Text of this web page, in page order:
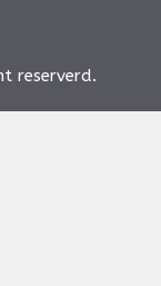
reserverd.